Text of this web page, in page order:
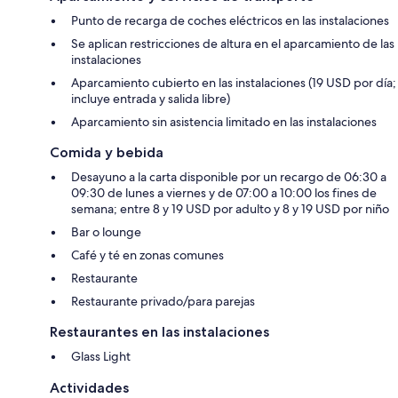
Punto de recarga de coches eléctricos en las instalaciones
Se aplican restricciones de altura en el aparcamiento de las
instalaciones
Aparcamiento cubierto en las instalaciones (19 USD por día;
incluye entrada y salida libre)
Aparcamiento sin asistencia limitado en las instalaciones
Comida y bebida
Desayuno a la carta disponible por un recargo de 06:30 a
09:30 de lunes a viernes y de 07:00 a 10:00 los fines de
semana; entre 8 y 19 USD por adulto y 8 y 19 USD por niño
Bar o lounge
Café y té en zonas comunes
Restaurante
Restaurante privado/para parejas
Restaurantes en las instalaciones
Glass Light
Actividades